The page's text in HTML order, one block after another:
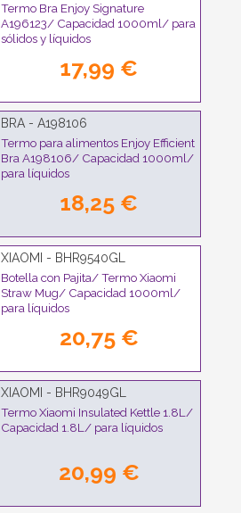
Termo Bra Enjoy Signature
A196123/ Capacidad 1000ml/ para
sólidos y líquidos
17,99 €
BRA - A198106
Termo para alimentos Enjoy Efficient
Bra A198106/ Capacidad 1000ml/
para líquidos
18,25 €
XIAOMI - BHR9540GL
Botella con Pajita/ Termo Xiaomi
Straw Mug/ Capacidad 1000ml/
para líquidos
20,75 €
XIAOMI - BHR9049GL
Termo Xiaomi Insulated Kettle 1.8L/
Capacidad 1.8L/ para líquidos
20,99 €